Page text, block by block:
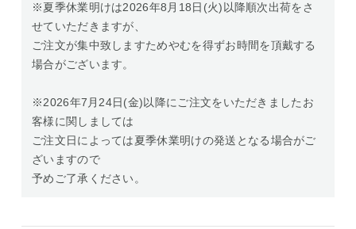
※夏季休業明けは2026年8月18日(火)以降順次出荷をさ
せていただきますが、
ご注文が集中致しますためやむを得ずお時間を頂戴する
場合がございます。
※2026年7月24日(金)以降にご注文をいただきましたお
客様に関しましては
ご注文日によっては夏季休業明けの発送となる場合がご
ざいますので
予めご了承ください。